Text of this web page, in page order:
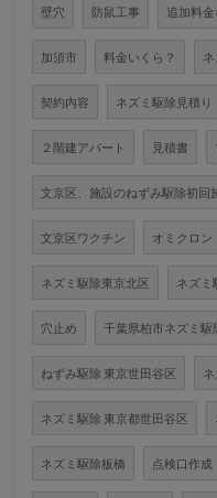
壁穴 防鼠工事 追加料金
加須市 料金いくら？
契約内容 ネズミ駆除見積り
２階建アパート 見積書
文京区、施設のねずみ駆除初回
文京区ワクチン オミクロン
ネズミ駆除東京北区 ネズミ
穴止め 千葉県柏市ネズミ駆
ねずみ駆除 東京世田谷区
ネズミ駆除 東京都世田谷区
ネズミ駆除板橋 点検口作成